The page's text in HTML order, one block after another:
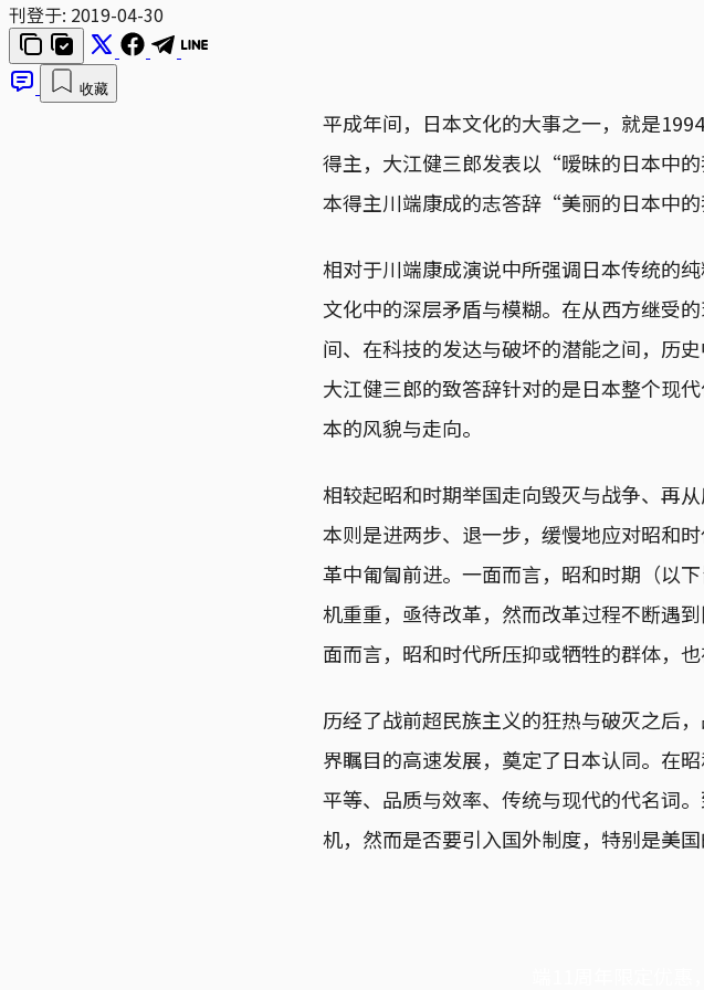
刊登于: 2019-04-30
收藏
平成年间，日本文化的大事之一，就是
得主，大江健三郎发表以“暧昧的日本中
本得主川端康成的志答辞“美丽的日本中
相对于川端康成演说中所强调日本传统的
文化中的深层矛盾与模糊。在从西方继受
间、在科技的发达与破坏的潜能之间，历
大江健三郎的致答辞针对的是日本整个现
本的风貌与走向。
相较起昭和时期举国走向毁灭与战争、再
本则是进两步、退一步，缓慢地应对昭和
革中匍匐前进。一面而言，昭和时期（以
机重重，亟待改革，然而改革过程不断遇
面而言，昭和时代所压抑或牺牲的群体，
历经了战前超民族主义的狂热与破灭之后
界瞩目的高速发展，奠定了日本认同。在
平等、品质与效率、传统与现代的代名词
机，然而是否要引入国外制度，特别是美